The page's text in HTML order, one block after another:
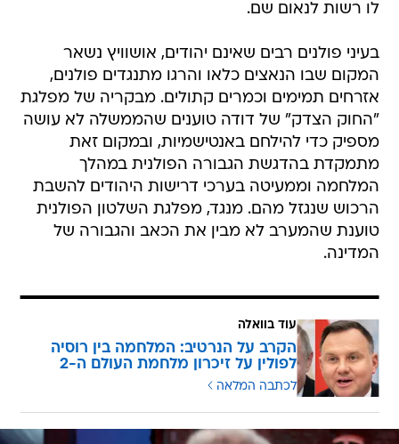
לו רשות לנאום שם.
בעיני פולנים רבים שאינם יהודים, אושוויץ נשאר
המקום שבו הנאצים כלאו והרגו מתנגדים פולנים,
אזרחים תמימים וכמרים קתולים. מבקריה של מפלגת
"החוק הצדק" של דודה טוענים שהממשלה לא עושה
מספיק כדי להילחם באנטישמיות, ובמקום זאת
מתמקדת בהדגשת הגבורה הפולנית במהלך
המלחמה וממעיטה בערכי דרישות היהודים להשבת
הרכוש שנגזל מהם. מנגד, מפלגת השלטון הפולנית
טוענת שהמערב לא מבין את הכאב והגבורה של
המדינה.
עוד בוואלה
הקרב על הנרטיב: המלחמה בין רוסיה
לפולין על זיכרון מלחמת העולם ה-2
לכתבה המלאה